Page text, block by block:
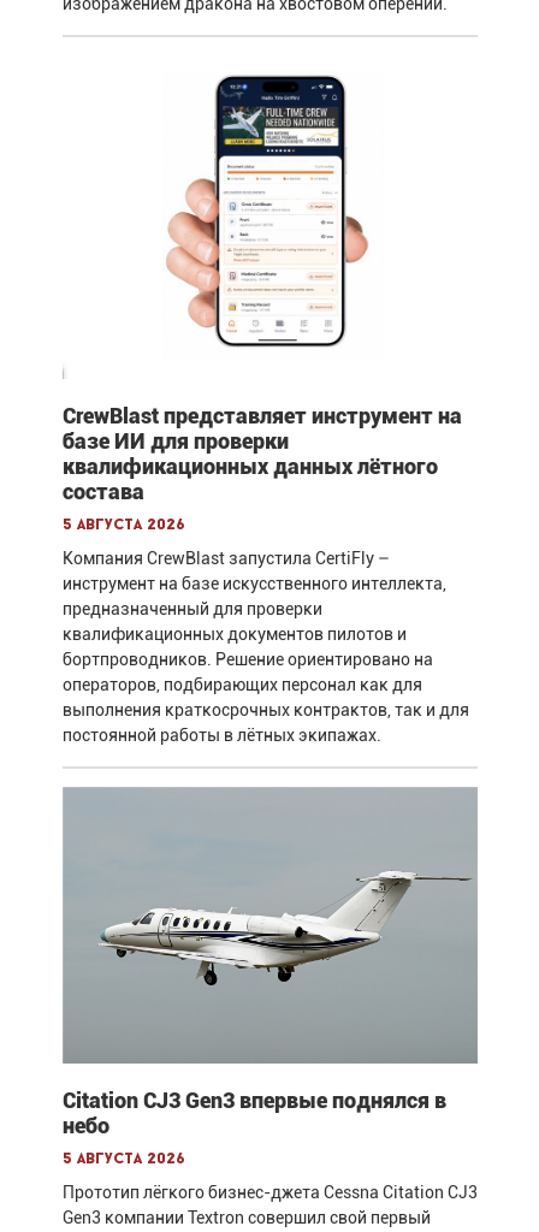
изображением дракона на хвостовом оперении.
CrewBlast представляет инструмент на
базе ИИ для проверки
квалификационных данных лётного
состава
5 августа 2026
Компания CrewBlast запустила CertiFly –
инструмент на базе искусственного интеллекта,
предназначенный для проверки
квалификационных документов пилотов и
бортпроводников. Решение ориентировано на
операторов, подбирающих персонал как для
выполнения краткосрочных контрактов, так и для
постоянной работы в лётных экипажах.
Citation CJ3 Gen3 впервые поднялся в
небо
5 августа 2026
Прототип лёгкого бизнес-джета Cessna Citation CJ3
Gen3 компании Textron совершил свой первый